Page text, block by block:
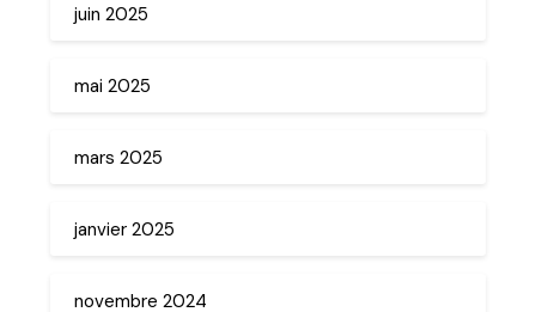
juin 2025
mai 2025
mars 2025
janvier 2025
novembre 2024